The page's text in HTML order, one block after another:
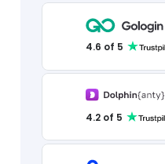
4.6 of 5
4.2 of 5